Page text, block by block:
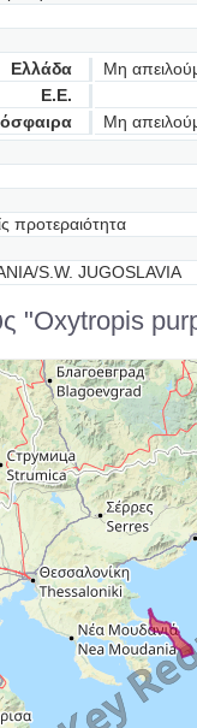
Ελλάδα
Μη
Ε.Ε.
Μη
προτεραιότητα
S.W. JUGOSLAVIA
"Oxytropis